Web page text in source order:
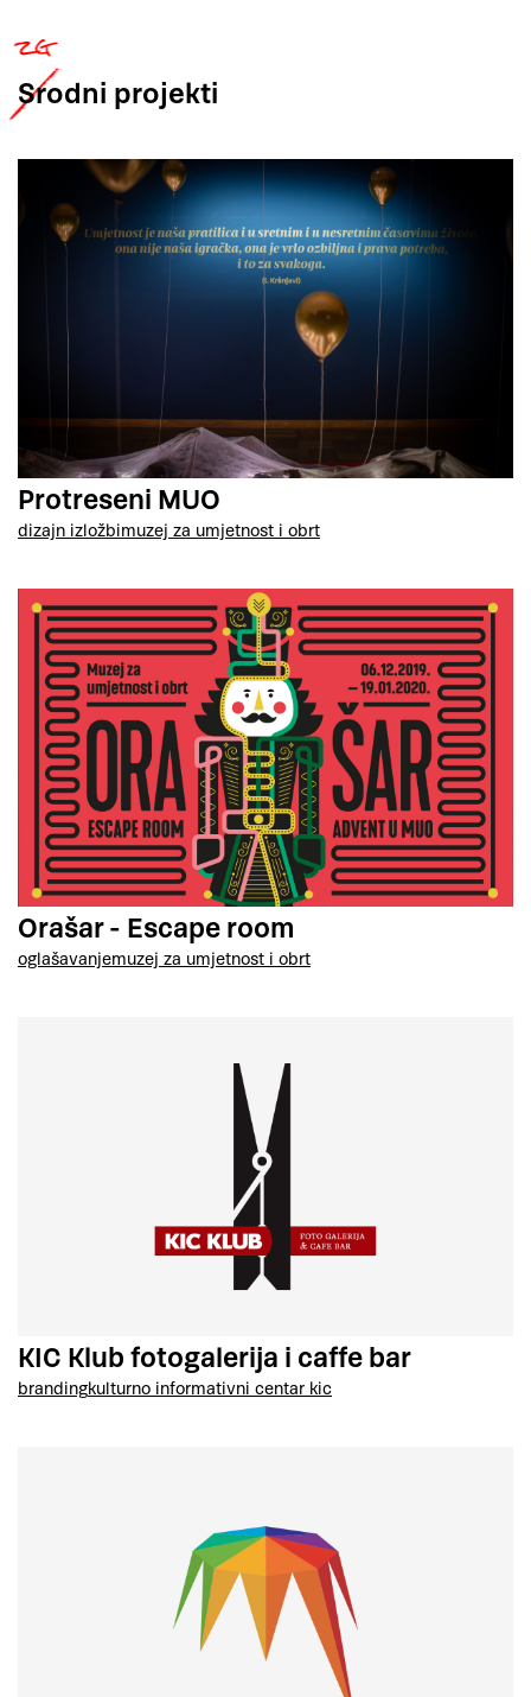
Srodni projekti
Protreseni MUO
dizajn izložbimuzej za umjetnost i obrt
Orašar - Escape room
oglašavanjemuzej za umjetnost i obrt
KIC Klub fotogalerija i caffe bar
brandingkulturno informativni centar kic